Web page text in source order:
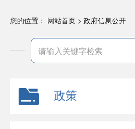
您的位置： 网站首页 > 政府信息公开
政策